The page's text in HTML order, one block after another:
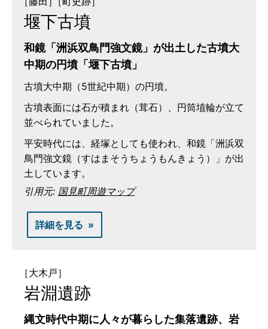
堰下古墳
和鏡「洲浜双鳥門強文鏡」が出土した古墳大
中期の円墳「堰下古墳」
古墳大中期（5世紀中期）の円墳。
古墳表面には石が積まれ（茸石）、円筒埴輪が立て
並べられていました。
平安時代には、経塚としても使われ、和鏡「洲浜双
鳥門強文鏡（すはまそうちょうもんきょう）」が出
土しています。
引用元: 国見町周遊マップ
詳細を見る
［大木戸］
岩淵遺跡
縄文時代中期に人々が暮らした集落遺跡、岩